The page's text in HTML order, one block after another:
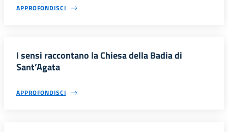
APPROFONDISCI
I sensi raccontano la Chiesa della Badia di
Sant’Agata
APPROFONDISCI